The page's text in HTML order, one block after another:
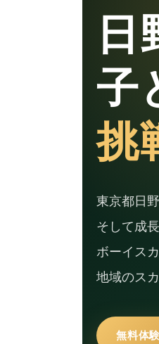
子
挑
東京都日
そして成長
ボーイス
地域のス
無料体